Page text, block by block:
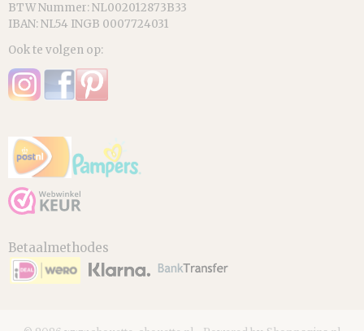
BTW Nummer: NL002012873B33
IBAN: NL54 INGB 0007724031
Ook te volgen op:
Betaalmethodes